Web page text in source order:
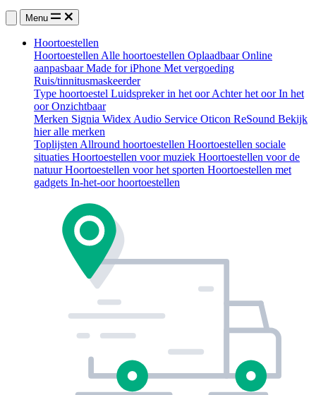
Menu
Hoortoestellen
Hoortoestellen Alle hoortoestellen OplaadbaarOnline
aanpasbaarMade for iPhone Met vergoeding
Ruis/tinnitusmaskeerder
Type hoortoestel Luidspreker in het oorAchter het oorIn het
oorOnzichtbaar
Merken Signia Widex Audio Service Oticon ReSound Bekijk
hier alle merken
Toplijsten Allround hoortoestellen Hoortoestellen sociale
situaties Hoortoestellen voor muziek Hoortoestellen voor de
natuurHoortoestellen voor het sporten Hoortoestellen met
gadgets In-het-oor hoortoestellen